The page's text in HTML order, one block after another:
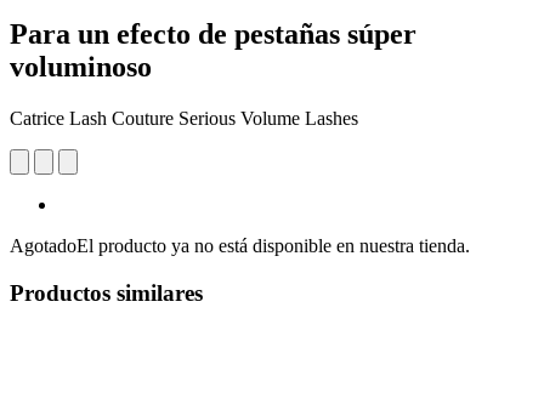
Para un efecto de pestañas súper
voluminoso
Catrice Lash Couture Serious Volume Lashes
AgotadoEl producto ya no está disponible en nuestra tienda.
Productos similares